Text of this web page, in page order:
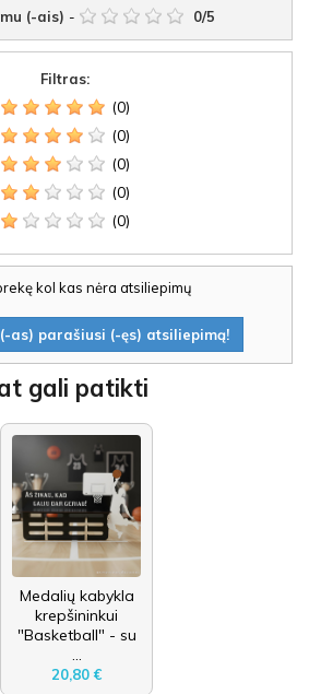
(-ais) - 0/5
Filtras:
(0)
(0)
(0)
(0)
(0)
kol kas nėra atsiliepimų
as) parašiusi (-ęs) atsiliepimą!
gali patikti
Medalių kabykla
krepšininkui
"Basketball" - su
...
20,80 €